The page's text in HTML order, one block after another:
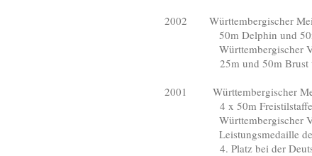
2002 Württembergischer
50m Delphin und
Württembergischer
25m und 50m Brust und
2001 Württembergischer
4 x 50m Freistilstaffel, 4
Württembergischer
Leistungsmedaille des
4. Platz bei der